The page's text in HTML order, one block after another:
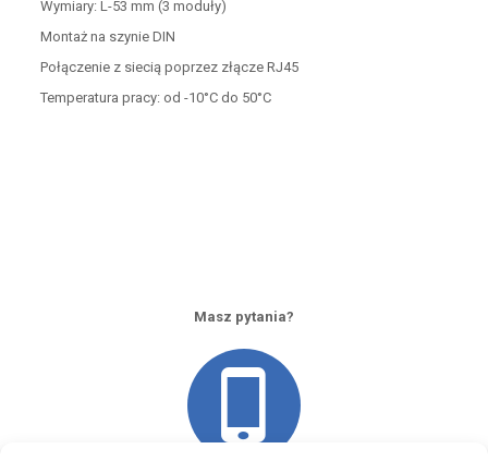
Wymiary: L-53 mm (3 moduły)
Montaż na szynie DIN
Połączenie z siecią poprzez złącze RJ45
Temperatura pracy: od -10°C do 50°C
Masz pytania?